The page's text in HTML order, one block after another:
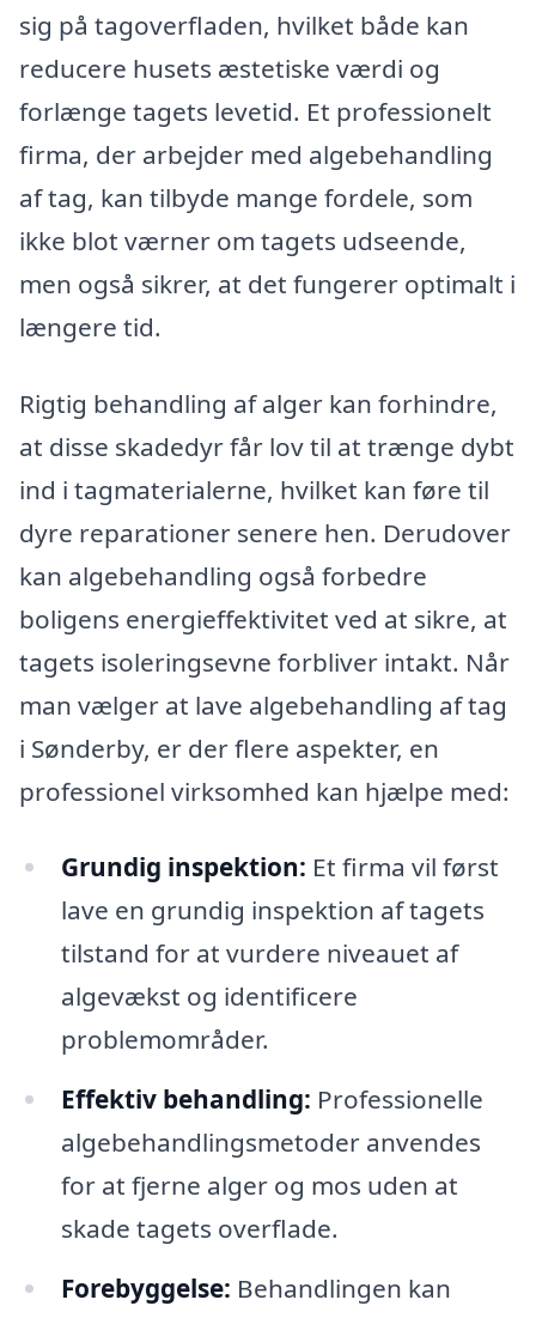
sig på tagoverfladen, hvilket både kan
reducere husets æstetiske værdi og
forlænge tagets levetid. Et professionelt
firma, der arbejder med algebehandling
af tag, kan tilbyde mange fordele, som
ikke blot værner om tagets udseende,
men også sikrer, at det fungerer optimalt i
længere tid.
Rigtig behandling af alger kan forhindre,
at disse skadedyr får lov til at trænge dybt
ind i tagmaterialerne, hvilket kan føre til
dyre reparationer senere hen. Derudover
kan algebehandling også forbedre
boligens energieffektivitet ved at sikre, at
tagets isoleringsevne forbliver intakt. Når
man vælger at lave algebehandling af tag
i Sønderby, er der flere aspekter, en
professionel virksomhed kan hjælpe med:
Grundig inspektion: Et firma vil først
lave en grundig inspektion af tagets
tilstand for at vurdere niveauet af
algevækst og identificere
problemområder.
Effektiv behandling: Professionelle
algebehandlingsmetoder anvendes
for at fjerne alger og mos uden at
skade tagets overflade.
Forebyggelse: Behandlingen kan